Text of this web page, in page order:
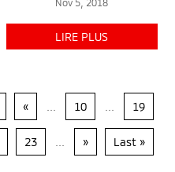
Nov 5, 2018
LIRE PLUS
« 10 19
23 » Last »